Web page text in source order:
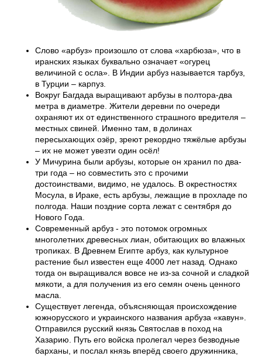
Слово «арбуз» произошло от слова «харбюза», что в
иранских языках буквально означает «огурец
величиной с осла». В Индии арбуз называется тарбуз,
в Турции – карпуз.
Вокруг Багдада выращивают арбузы в полтора-два
метра в диаметре. Жители деревни по очереди
охраняют их от единственного страшного вредителя –
местных свиней. Именно там, в долинах
пересыхающих озёр, зреют рекордно тяжёлые арбузы
– их не может увезти один осёл!
У Мичурина были арбузы, которые он хранил по два-
три года – но совместить это с прочими
достоинствами, видимо, не удалось. В окрестностях
Мосула, в Ираке, есть арбузы, лежащие в прохладе по
полгода. Наши поздние сорта лежат с сентября до
Нового Года.
Современный арбуз - это потомок огромных
многолетних древесных лиан, обитающих во влажных
тропиках. В Древнем Египте арбуз, как культурное
растение был известен еще 4000 лет назад. Однако
тогда он выращивался вовсе не из-за сочной и сладкой
мякоти, а для получения из его семян очень ценного
масла.
Существует легенда, объясняющая происхождение
южнорусского и украинского названия арбуза «кавун».
Отправился русский князь Святослав в поход на
Хазарию. Путь его войска пролегал через безводные
барханы, и послал князь вперёд своего дружинника,